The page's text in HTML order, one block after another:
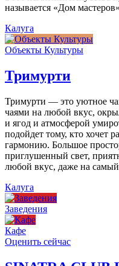
называется «Дом
Калуга
Объекты Культуры
Тримурти
Тримурти — это уютное
чаями на любой вкус,
и ягод и атмосферой
подойдет тому, кто хочет
гармонию. Большое
приглушенный свет,
любой вкус, даже на
Калуга
Заведения
Кафе
Оценить сейчас